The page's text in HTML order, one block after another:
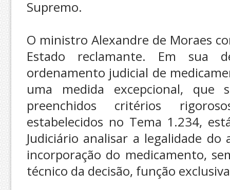
Supremo.
O ministro Alexandre de Moraes
Estado reclamante. Em sua
ordenamento judicial de
uma medida excepcional, que
preenchidos critérios
estabelecidos no Tema 1.234,
Judiciário analisar a legalidade
incorporação do medicamento,
técnico da decisão, função